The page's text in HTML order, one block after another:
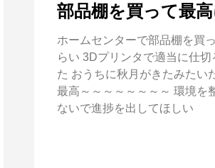
部品棚を買って最
ホームセンターで部品棚を買
らい 3Dプリンタで適当に仕切
た おうちに秋月がきたみた
最高～～～～～～～～ 環境を
ないで進捗を出してほしい